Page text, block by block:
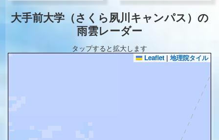
大手前大学（さくら夙川キャンパス）の
雨雲レーダー
タップすると拡大します
Leaflet | 地理院タイル